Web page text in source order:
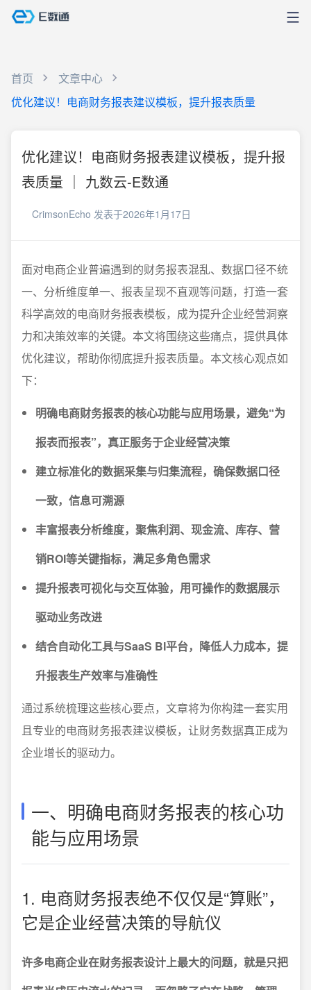
首页
文章中心
优化建议！电商财务报表建议模板，提升报表质量
优化建议！电商财务报表建议模板，提升报
表质量 ｜ 九数云-E数通
CrimsonEcho 发表于2026年1月17日
面对电商企业普遍遇到的财务报表混乱、数据口径不统
一、分析维度单一、报表呈现不直观等问题，打造一套
科学高效的电商财务报表模板，成为提升企业经营洞察
力和决策效率的关键。本文将围绕这些痛点，提供具体
优化建议，帮助你彻底提升报表质量。本文核心观点如
下：
明确电商财务报表的核心功能与应用场景，避免“为
报表而报表”，真正服务于企业经营决策
建立标准化的数据采集与归集流程，确保数据口径
一致，信息可溯源
丰富报表分析维度，聚焦利润、现金流、库存、营
销ROI等关键指标，满足多角色需求
提升报表可视化与交互体验，用可操作的数据展示
驱动业务改进
结合自动化工具与SaaS BI平台，降低人力成本，提
升报表生产效率与准确性
通过系统梳理这些核心要点，文章将为你构建一套实用
且专业的电商财务报表建议模板，让财务数据真正成为
企业增长的驱动力。
一、明确电商财务报表的核心功
能与应用场景
1. 电商财务报表绝不仅仅是“算账”，
它是企业经营决策的导航仪
许多电商企业在财务报表设计上最大的问题，就是只把